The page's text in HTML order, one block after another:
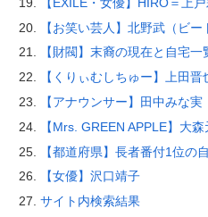
【お笑い芸人】北野武（ビー
【財閥】末裔の現在と自宅一
【くりぃむしちゅー】上田晋
【アナウンサー】田中みな実
【Mrs. GREEN APPLE】大森
【都道府県】長者番付1位の
【女優】沢口靖子
サイト内検索結果